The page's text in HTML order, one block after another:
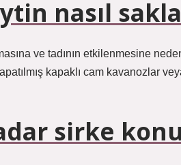
nasıl
ve tadının etkilenmesine
kapaklı cam kavanozlar
sirke